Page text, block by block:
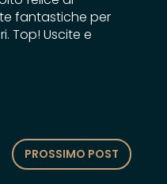
fantastiche per
Top! Uscite e
PROSSIMO POST